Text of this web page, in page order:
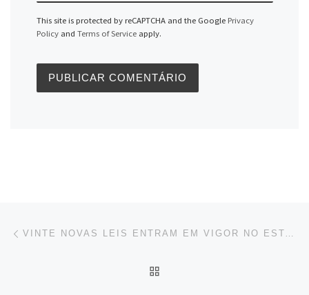
This site is protected by reCAPTCHA and the Google Privacy
Policyand Terms of Serviceapply.
Navegação do post VINTE NOVAS LEIS ENTRAM EM VIGOR NO ESTADO